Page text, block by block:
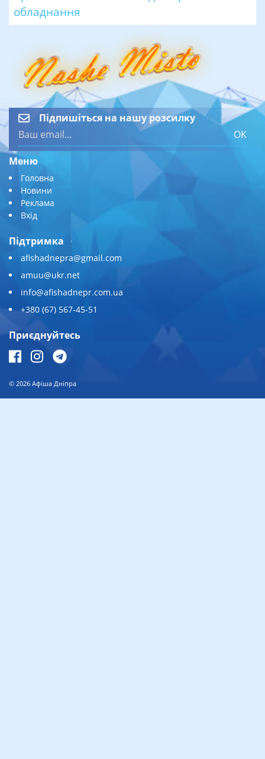
обладнання
Підпишіться на нашу розсилку
OK
Меню
Головна
Новини
Реклама
Вхід
Підтримка
afishadnepra@gmail.com
amuu@ukr.net
info@afishadnepr.com.ua
+380 (67) 567-45-51
Приєднуйтесь
© 2026 Афіша Дніпра